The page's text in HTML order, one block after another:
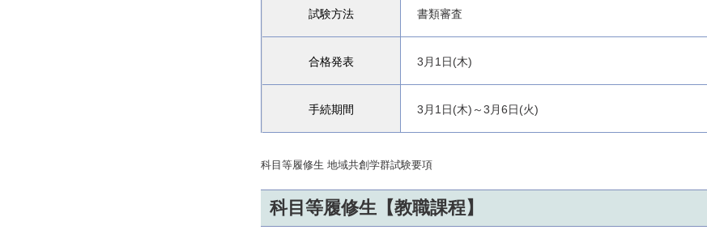
試験方法 書類審査
合格発表 3月1日(木)
手続期間 3月1日(木)～3月6日(火)
科目等履修生 地域共創学群試験要項
科目等履修生【教職課程】